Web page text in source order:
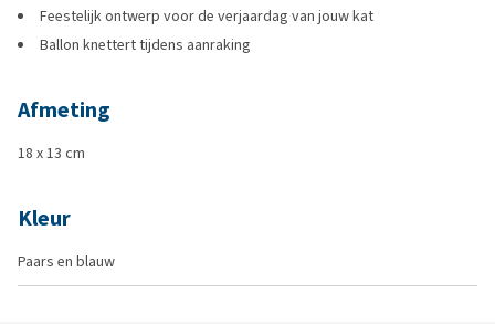
Feestelijk ontwerp voor de verjaardag van jouw kat
Ballon knettert tijdens aanraking
Afmeting
18 x 13 cm
Kleur
Paars en blauw